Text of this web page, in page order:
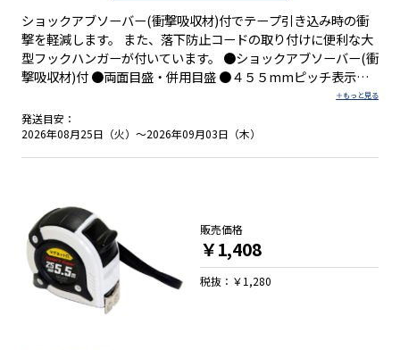
ショックアブソーバー(衝撃吸収材)付でテープ引き込み時の衝
撃を軽減します。 また、落下防止コードの取り付けに便利な大
型フックハンガーが付いています。 ●ショックアブソーバー(衝
撃吸収材)付 ●両面目盛・併用目盛 ●４５５mmピッチ表示付
●０点補正移動爪付 ●ベルトクリップ付 ●ストラップ付
発送目安：
2026年08月25日（火）～2026年09月03日（木）
販売価格
￥1,408
税抜：￥1,280